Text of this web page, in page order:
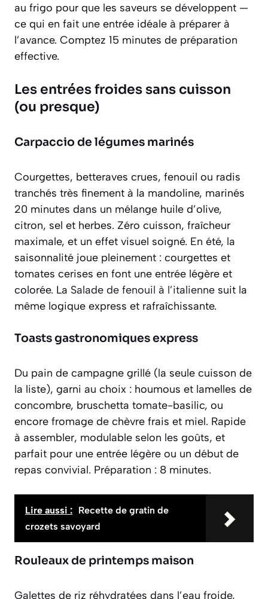
au frigo pour que les saveurs se développent —
ce qui en fait une entrée idéale à préparer à
l’avance. Comptez 15 minutes de préparation
effective.
Les entrées froides sans cuisson
(ou presque)
Carpaccio de légumes marinés
Courgettes, betteraves crues, fenouil ou radis
tranchés très finement à la mandoline, marinés
20 minutes dans un mélange huile d’olive,
citron, sel et herbes. Zéro cuisson, fraîcheur
maximale, et un effet visuel soigné. En été, la
saisonnalité joue pleinement : courgettes et
tomates cerises en font une entrée légère et
colorée. La Salade de fenouil à l’italienne suit la
même logique express et rafraîchissante.
Toasts gastronomiques express
Du pain de campagne grillé (la seule cuisson de
la liste), garni au choix : houmous et lamelles de
concombre, bruschetta tomate-basilic, ou
encore fromage de chèvre frais et miel. Rapide
à assembler, modulable selon les goûts, et
parfait pour une entrée légère ou un début de
repas convivial. Préparation : 8 minutes.
Lire aussi : Recette de gratin de
crozets savoyard
Rouleaux de printemps maison
Galettes de riz réhydratées dans l’eau froide,